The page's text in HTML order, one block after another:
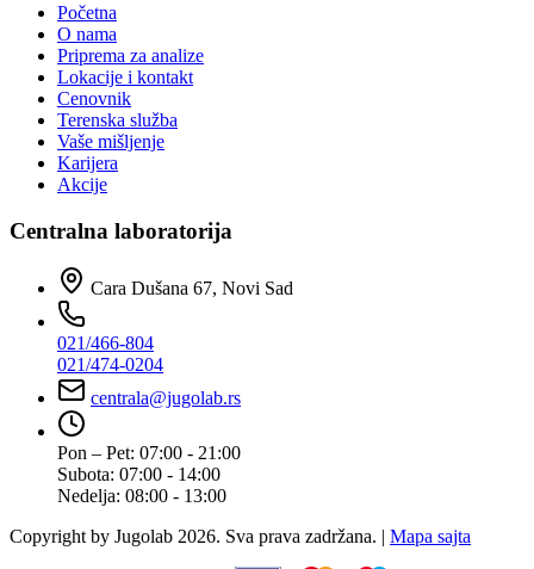
Početna
O nama
Priprema za analize
Lokacije i kontakt
Cenovnik
Terenska služba
Vaše mišljenje
Karijera
Akcije
Centralna laboratorija
Cara Dušana 67, Novi Sad
021/466-804
021/474-0204
centrala@jugolab.rs
Pon – Pet: 07:00 - 21:00
Subota: 07:00 - 14:00
Nedelja: 08:00 - 13:00
Copyright by Jugolab 2026. Sva prava zadržana. | Mapa sajta